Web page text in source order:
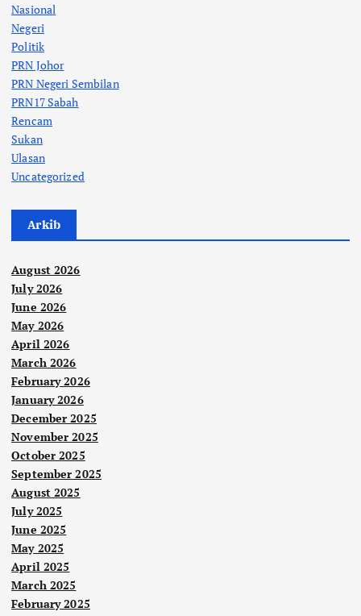
Nasional
Negeri
Politik
PRN Johor
PRN Negeri Sembilan
PRN17 Sabah
Rencam
Sukan
Ulasan
Uncategorized
Arkib
August 2026
July 2026
June 2026
May 2026
April 2026
March 2026
February 2026
January 2026
December 2025
November 2025
October 2025
September 2025
August 2025
July 2025
June 2025
May 2025
April 2025
March 2025
February 2025